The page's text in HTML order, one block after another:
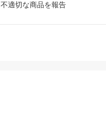
不適切な商品を報告